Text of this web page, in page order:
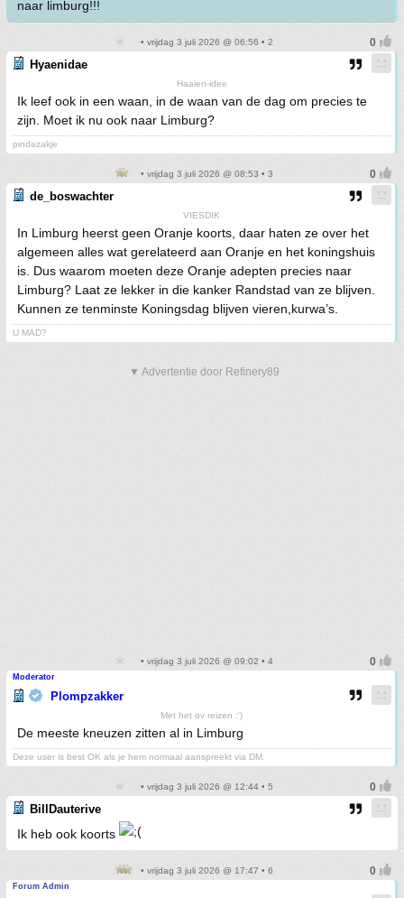
naar limburg!!!
• vrijdag 3 juli 2026 @ 06:56 • 2
Hyaenidae
Haaien-idee
Ik leef ook in een waan, in de waan van de dag om precies te
zijn. Moet ik nu ook naar Limburg?
pindazakje
• vrijdag 3 juli 2026 @ 08:53 • 3
de_boswachter
VIESDIK
In Limburg heerst geen Oranje koorts, daar haten ze over het
algemeen alles wat gerelateerd aan Oranje en het koningshuis
is. Dus waarom moeten deze Oranje adepten precies naar
Limburg? Laat ze lekker in die kanker Randstad van ze blijven.
Kunnen ze tenminste Koningsdag blijven vieren,kurwa’s.
U MAD?
▼ Advertentie door Refinery89
• vrijdag 3 juli 2026 @ 09:02 • 4
Moderator
Plompzakker
Met het ov reizen :')
De meeste kneuzen zitten al in Limburg
Deze user is best OK als je hem normaal aanspreekt via DM.
• vrijdag 3 juli 2026 @ 12:44 • 5
BillDauterive
Ik heb ook koorts
• vrijdag 3 juli 2026 @ 17:47 • 6
Forum Admin